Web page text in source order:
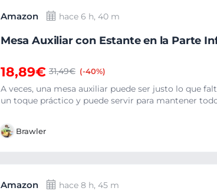
Amazon hace 6 h, 40 m
Mesa Auxiliar con Estante en la Parte
18,89€ 31,49€ (-40%)
A veces, una mesa auxiliar puede ser justo lo que
un toque práctico y puede servir para mantener
Brawler
Amazon hace 8 h, 45 m